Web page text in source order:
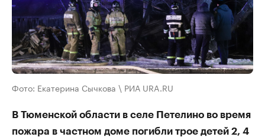
Фото: Екатерина Сычкова \ РИА URA.RU
В Тюменской области в селе Петелино во время
пожара в частном доме погибли трое детей 2, 4